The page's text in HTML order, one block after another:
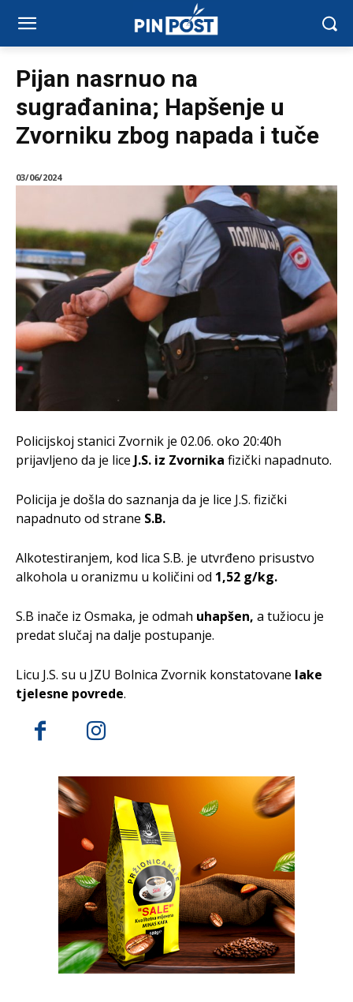
Pijan nasrnuo na
sugrađanina; Hapšenje u
Zvorniku zbog napada i tuče
03/06/2024
Policijskoj stanici Zvornik je 02.06. oko 20:40h
prijavljeno da je lice J.S. iz Zvornika fizički napadnuto.
Policija je došla do saznanja da je lice J.S. fizički
napadnuto od strane S.B.
Alkotestiranjem, kod lica S.B. je utvrđeno prisustvo
alkohola u oranizmu u količini od 1,52 g/kg.
S.B inače iz Osmaka, je odmah uhapšen, a tužiocu je
predat slučaj na dalje postupanje.
Licu J.S. su u JZU Bolnica Zvornik konstatovane lake
tjelesne povrede.